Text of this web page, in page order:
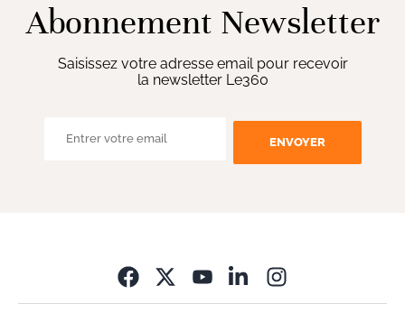
Abonnement Newsletter
Saisissez votre adresse email pour recevoir
la newsletter Le360
ENVOYER